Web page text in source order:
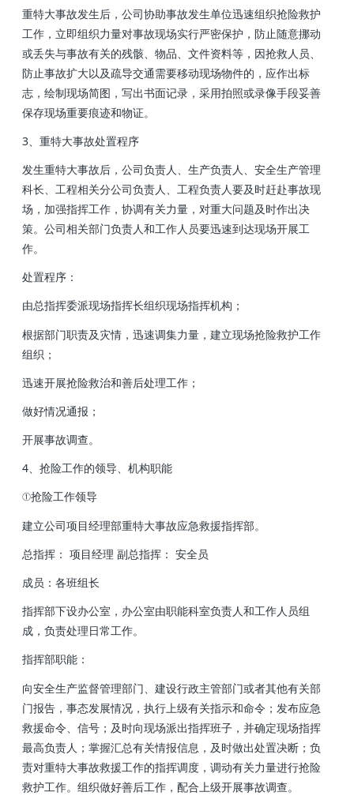
重特大事故发生后，公司协助事故发生单位迅速组织抢险救护
工作 ，立即组织力量对事故现场实行严密保护，防止随意挪动
或丢失与事故有关的残骸、物品、文件资料等，因抢救人员、
防止事故扩大以及疏导交通需要移动现场物件的，应作出标
志，绘制现场简图，写出书面记录，采用拍照或录像手段妥善
保存现场重要痕迹和物证。
3、重特大事故处置程序
发生重特大事故后，公司负责人 、生产负责人、安全生产管理
科长、工程相关分公司负责人、工程负责人要及时赶赴事故现
场，加强指挥工作，协调有关力量，对重大问题及时作出决
策 。公司相关部门负责人和工作人员要迅速到达现场开展工
作 。
处置程序：
由总指挥委派现场指挥长组织现场指挥机构 ；
根据部门职责及灾情 ，迅速调集力量 ，建立现场抢险救护工作
组织；
迅速开展抢险救治和善后处理工作；
做好情况通报 ；
开展事故调查。
4 、抢险工作的领导、机构职能
①抢险工作领导
建立公司项目经理部重特大事故应急救援指挥部。
总指挥： 项目经理 副总指挥 ： 安全员
成员：各班组长
指挥部下设办公室，办公室由职能科室负责人和工作人员组
成，负责处理日常工作 。
指挥部职能 ：
向安全生产监督管理部门 、建设行政主管部门或者其他有关部
门报告，事态发展情况，执行上级有关指示和命令；发布应急
救援命令、信号 ；及时向现场派出指挥班子，并确定现场指挥
最高负责人；掌握汇总有关情报信息 ，及时做出处置决断 ；负
责对重特大事故救援工作的指挥调度，调动有关力量进行抢险
救护工作。组织做好善后工作 ，配合上级开展事故调查。